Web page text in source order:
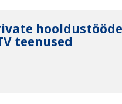
hooldustööde
teenused